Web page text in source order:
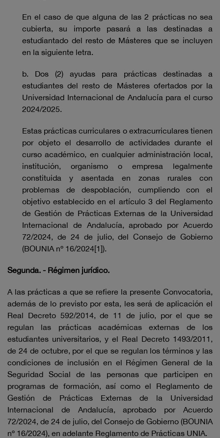
En el caso de que alguna de las 2 prácticas no sea
cubierta, su importe pasará a las destinadas a
estudiantado del resto de Másteres que se incluyen
en la siguiente letra.
b. Dos (2) ayudas para prácticas destinadas a
estudiantes del resto de Másteres ofertados por la
Universidad Internacional de Andalucía para el curso
2024/2025.
Estas prácticas curriculares o extracurriculares tienen
por objeto el desarrollo de actividades durante el
curso académico, en cualquier administración local,
institución, organismo o empresa legalmente
constituida y asentada en zonas rurales con
problemas de despoblación, cumpliendo con el
objetivo establecido en el artículo 3 del Reglamento
de Gestión de Prácticas Externas de la Universidad
Internacional de Andalucía, aprobado por Acuerdo
72/2024, de 24 de julio, del Consejo de Gobierno
(BOUNIA nº 16/2024[1]).
Segunda. - Régimen jurídico.
A las prácticas a que se refiere la presente Convocatoria,
además de lo previsto por esta, les será de aplicación el
Real Decreto 592/2014, de 11 de julio, por el que se
regulan las prácticas académicas externas de los
estudiantes universitarios, y el Real Decreto 1493/2011,
de 24 de octubre, por el que se regulan los términos y las
condiciones de inclusión en el Régimen General de la
Seguridad Social de las personas que participen en
programas de formación, así como el Reglamento de
Gestión de Prácticas Externas de la Universidad
Internacional de Andalucía, aprobado por Acuerdo
72/2024, de 24 de julio, del Consejo de Gobierno (BOUNIA
nº 16/2024), en adelante Reglamento de Prácticas UNIA.